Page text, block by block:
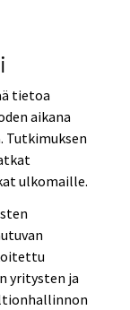
tietoa
aikana
Tutkimuksen
ulkomaille.
yritysten ja